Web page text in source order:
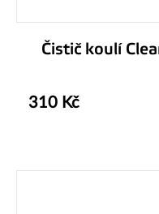
Čistič koulí
310 Kč